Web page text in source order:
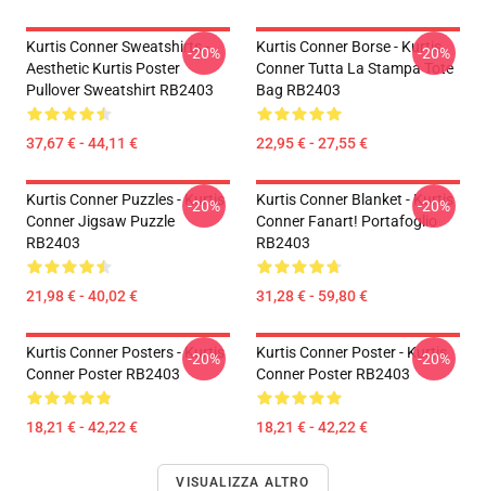
Kurtis Conner Sweatshirts -
Aesthetic Kurtis Poster
Pullover Sweatshirt RB2403
37,67 € - 44,11 €
-20%
Kurtis Conner Borse - Kurtis
Conner Tutta La Stampa Tote
Bag RB2403
22,95 € - 27,55 €
-20%
Kurtis Conner Puzzles - Kurtis
Conner Jigsaw Puzzle
RB2403
21,98 € - 40,02 €
-20%
Kurtis Conner Blanket - Kurtis
Conner Fanart! Portafoglio
RB2403
31,28 € - 59,80 €
-20%
Kurtis Conner Posters - Kurtis
Conner Poster RB2403
18,21 € - 42,22 €
-20%
Kurtis Conner Poster - Kurtis
Conner Poster RB2403
18,21 € - 42,22 €
-20%
VISUALIZZA ALTRO